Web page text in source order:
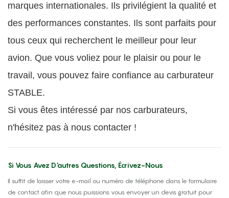
marques internationales. Ils privilégient la qualité et
des performances constantes. Ils sont parfaits pour
tous ceux qui recherchent le meilleur pour leur
avion. Que vous voliez pour le plaisir ou pour le
travail, vous pouvez faire confiance au carburateur
STABLE.
Si vous êtes intéressé par nos carburateurs,
n'hésitez pas à nous contacter !
Si Vous Avez D'autres Questions, Écrivez-Nous
Il suffit de laisser votre e-mail ou numéro de téléphone dans le formulaire
de contact afin que nous puissions vous envoyer un devis gratuit pour